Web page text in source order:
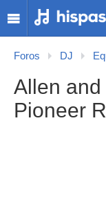
Foros DJ
Allen
Pioneer